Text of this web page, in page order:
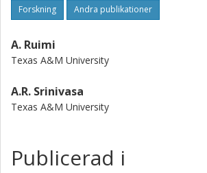
Forskning Andra publikationer
A. Ruimi
Texas A&M University
A.R. Srinivasa
Texas A&M University
Publicerad i